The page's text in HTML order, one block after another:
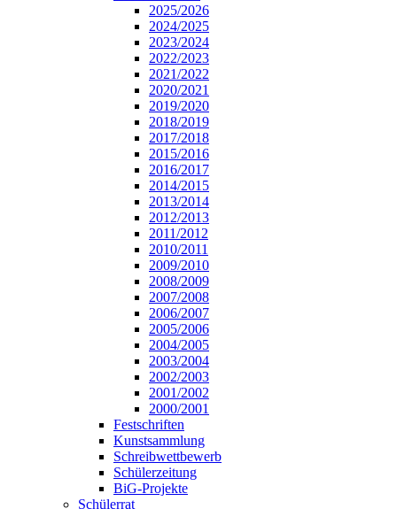
2025/2026
2024/2025
2023/2024
2022/2023
2021/2022
2020/2021
2019/2020
2018/2019
2017/2018
2015/2016
2016/2017
2014/2015
2013/2014
2012/2013
2011/2012
2010/2011
2009/2010
2008/2009
2007/2008
2006/2007
2005/2006
2004/2005
2003/2004
2002/2003
2001/2002
2000/2001
Festschriften
Kunstsammlung
Schreibwettbewerb
Schülerzeitung
BiG-Projekte
Schülerrat